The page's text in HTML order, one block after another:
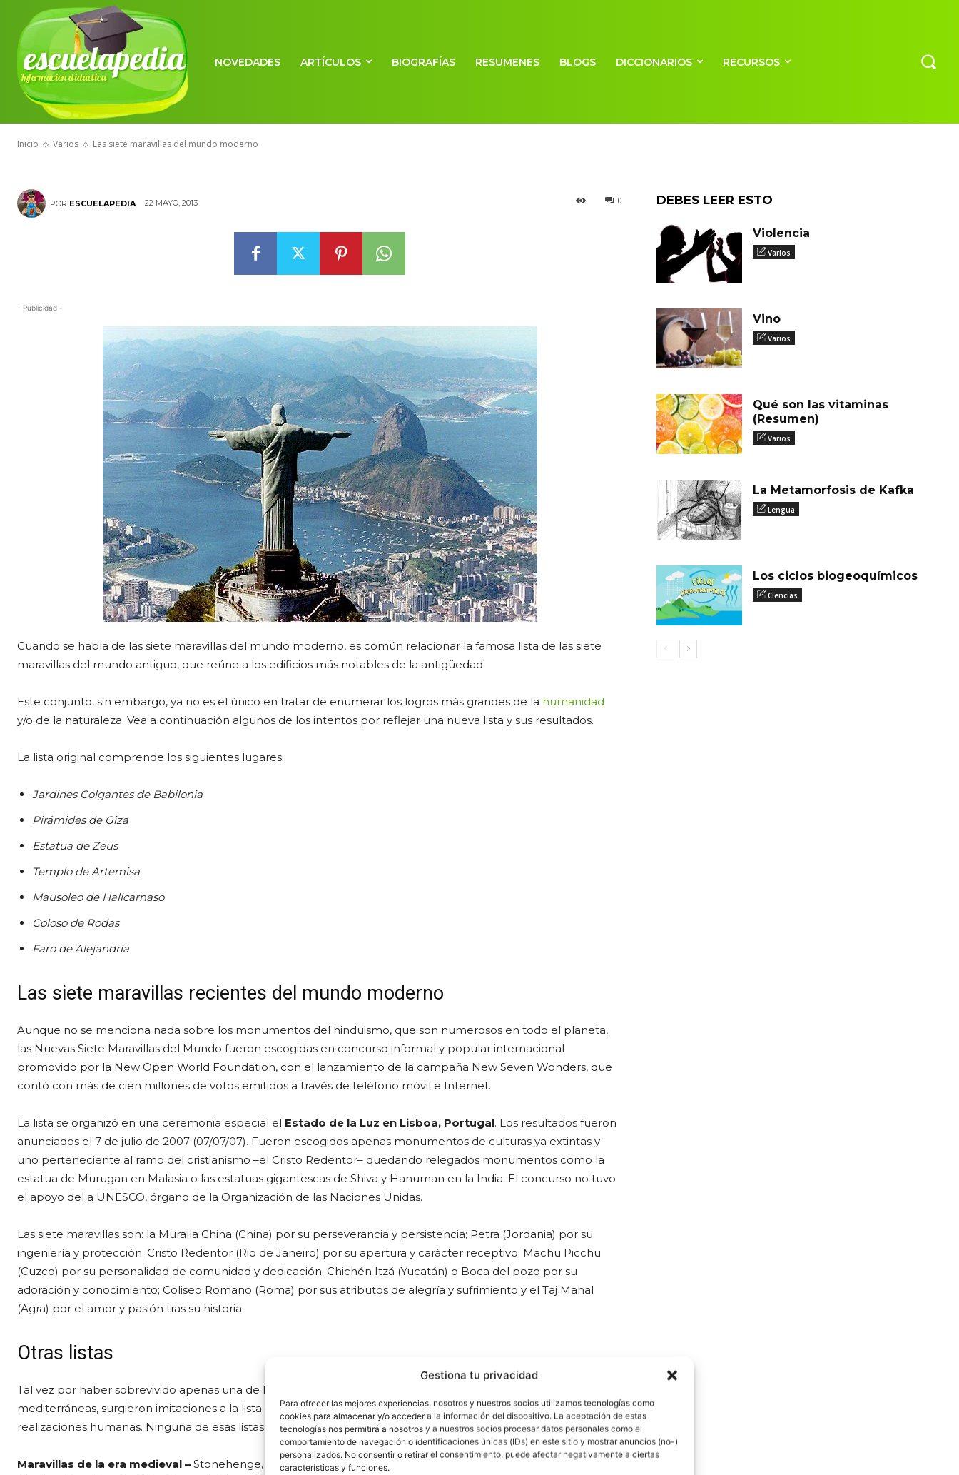
Gestiona tu privacidad
Para ofrecer las mejores experiencias, nosotros y nuestros socios utilizamos tecnologías como
cookies para almacenar y/o acceder a la información del dispositivo. La aceptación de estas
tecnologías nos permitirá a nosotros y a nuestros socios procesar datos personales como el
comportamiento de navegación o identificaciones únicas (IDs) en este sitio y mostrar anuncios (no-)
personalizados. No consentir o retirar el consentimiento, puede afectar negativamente a ciertas
características y funciones.
escuelapedia
Información didáctica
NOVEDADES ARTÍCULOS BIOGRAFÍAS RESUMENES BLOGS DICCIONARIOS RECURSOS
Inicio Varios Las siete maravillas del mundo moderno
VARIOS
Las siete maravillas del mundo
moderno
POR ESCUELAPEDIA 22 MAYO, 2013 0
- Publicidad -
Cuando se habla de las siete maravillas del mundo moderno, es común relacionar la famosa lista de las siete
maravillas del mundo antiguo, que reúne a los edificios más notables de la antigüedad.
Este conjunto, sin embargo, ya no es el único en tratar de enumerar los logros más grandes de la humanidad
y/o de la naturaleza. Vea a continuación algunos de los intentos por reflejar una nueva lista y sus resultados.
La lista original comprende los siguientes lugares:
Jardines Colgantes de Babilonia
Pirámides de Giza
Estatua de Zeus
Templo de Artemisa
Mausoleo de Halicarnaso
Coloso de Rodas
Faro de Alejandría
Las siete maravillas recientes del mundo moderno
Aunque no se menciona nada sobre los monumentos del hinduismo, que son numerosos en todo el planeta,
las Nuevas Siete Maravillas del Mundo fueron escogidas en concurso informal y popular internacional
promovido por la New Open World Foundation, con el lanzamiento de la campaña New Seven Wonders, que
contó con más de cien millones de votos emitidos a través de teléfono móvil e Internet.
La lista se organizó en una ceremonia especial el Estado de la Luz en Lisboa, Portugal. Los resultados fueron
anunciados el 7 de julio de 2007 (07/07/07). Fueron escogidos apenas monumentos de culturas ya extintas y
uno perteneciente al ramo del cristianismo –el Cristo Redentor– quedando relegados monumentos como la
estatua de Murugan en Malasia o las estatuas gigantescas de Shiva y Hanuman en la India. El concurso no tuvo
el apoyo del a UNESCO, órgano de la Organización de las Naciones Unidas.
Las siete maravillas son: la Muralla China (China) por su perseverancia y persistencia; Petra (Jordania) por su
ingeniería y protección; Cristo Redentor (Rio de Janeiro) por su apertura y carácter receptivo; Machu Picchu
(Cuzco) por su personalidad de comunidad y dedicación; Chichén Itzá (Yucatán) o Boca del pozo por su
adoración y conocimiento; Coliseo Romano (Roma) por sus atributos de alegría y sufrimiento y el Taj Mahal
(Agra) por el amor y pasión tras su historia.
Otras listas
Tal vez por haber sobrevivido apenas una de las siete maravillas originales o por ser todas ellas de civilizaciones
mediterráneas, surgieron imitaciones a la lista original. Algunas combinaron las obras de la naturaleza con
realizaciones humanas. Ninguna de esas listas, sin embargo, obtuvo un consenso claro.
Maravillas de la era medieval – Stonehenge, Coliseo, Catacumbas de Kom el Shoqafa, Torre de Porcelana de
DEBES LEER ESTO
Violencia
Varios
Vino
Varios
Qué son las vitaminas
(Resumen)
Varios
La Metamorfosis de Kafka
Lengua
Los ciclos biogeoquímicos
Ciencias